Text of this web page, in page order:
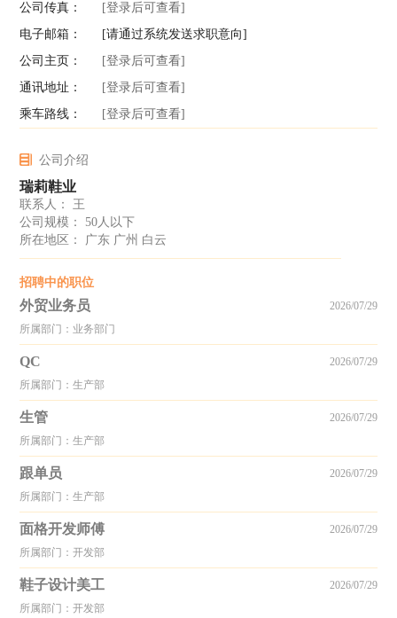
公司传真：
[登录后可查看]
电子邮箱：
[请通过系统发送求职意向]
公司主页：
[登录后可查看]
通讯地址：
[登录后可查看]
乘车路线：
[登录后可查看]
公司介绍
瑞莉鞋业
联系人： 王
公司规模： 50人以下
所在地区： 广东 广州 白云
招聘中的职位
外贸业务员
所属部门：业务部门
2026/07/29
QC
所属部门：生产部
2026/07/29
生管
所属部门：生产部
2026/07/29
跟单员
所属部门：生产部
2026/07/29
面格开发师傅
所属部门：开发部
2026/07/29
鞋子设计美工
所属部门：开发部
2026/07/29